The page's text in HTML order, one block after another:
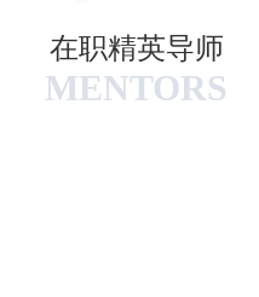
在职精英导师
MENTORS